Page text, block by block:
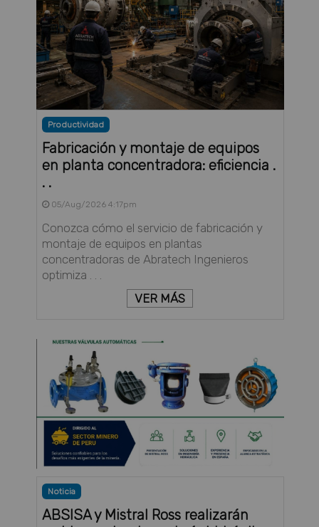
Productividad
Fabricación y montaje de equipos
en planta concentradora: eficiencia .
. .
05/Aug/2026 4:17pm
Conozca cómo el servicio de fabricación y
montaje de equipos en plantas
concentradoras de Abratech Ingenieros
optimiza . . .
VER MÁS
Noticia
ABSISA y Mistral Ross realizarán